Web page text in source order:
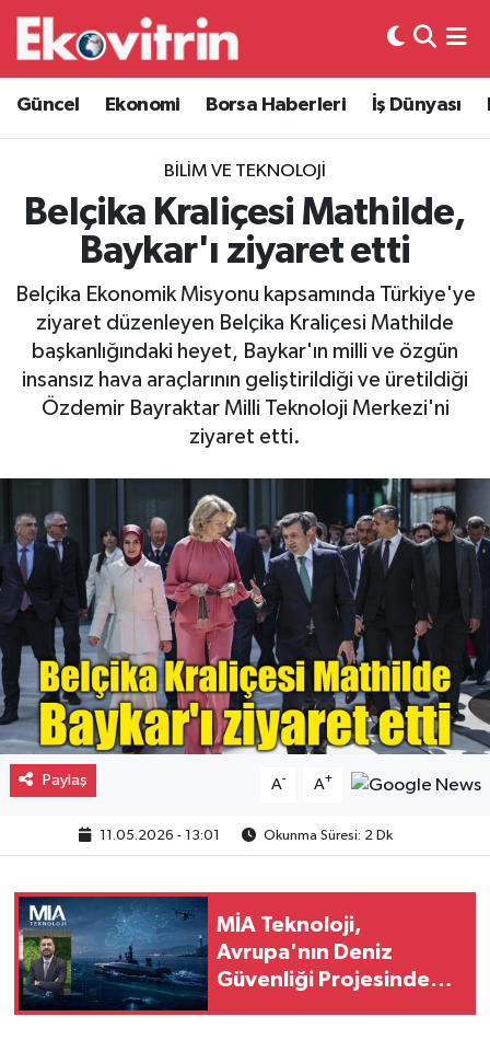
Güncel Ekonomi Borsa Haberleri İş Dünyası
BILIM VE TEKNOLOJI
Belçika Kraliçesi Mathilde,
Baykar'ı ziyaret etti
Belçika Ekonomik Misyonu kapsamında Türkiye'ye
ziyaret düzenleyen Belçika Kraliçesi Mathilde
başkanlığındaki heyet, Baykar'ın milli ve özgün
insansız hava araçlarının geliştirildiği ve üretildiği
Özdemir Bayraktar Milli Teknoloji Merkezi'ni
ziyaret etti.
Paylaş A- A+
11.05.2026 - 13:01 Okunma Süresi: 2 Dk
MİA Teknoloji,
Avrupa'nın Deniz
Güvenliği Projesinde
Güncel
Ekonomi
Borsa Haberleri
İş Dünyası
Lojistik
Otovitrin
Asayiş
Gayrimenkul
Spor
Eğitim
Hava Durumu
Trafik Durumu
Süper Lig Puan Durumu ve Fikstür
Tüm Manşetler
Son Dakika Haberleri
Haber Arşivi